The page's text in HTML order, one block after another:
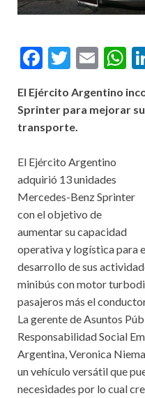
Facebook
Twitter
El Ejército Argentino
Sprinter para mejorar
transporte.
El Ejército Argentino
adquirió 13 unidades
Mercedes-Benz Sprinter
con el objetivo de
aumentar su capacidad
operativa y logística para
desarrollo de sus
minibús con motor
pasajeros más el
La gerente de Asuntos
Responsabilidad Social
Argentina, Veronica
un vehículo versátil que
necesidades por lo cual